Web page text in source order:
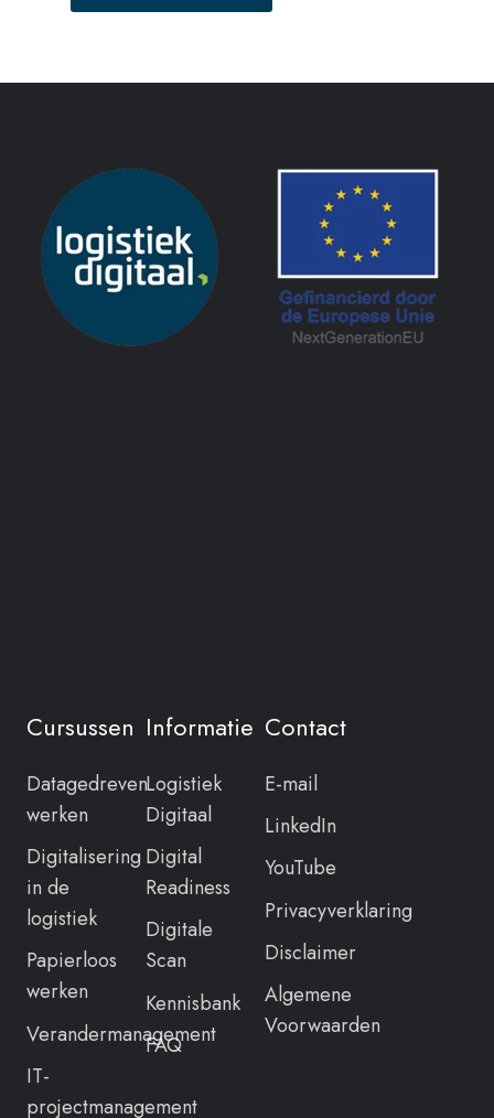
Cursussen
Datagedreven
werken
Digitalisering
in de
logistiek
Papierloos
werken
Verandermanagement
IT-
projectmanagement
Informatie
Logistiek
Digitaal
Digital
Readiness
Digitale
Scan
Kennisbank
FAQ
Contact
E-mail
LinkedIn
YouTube
Privacyverklaring
Disclaimer
Algemene
Voorwaarden